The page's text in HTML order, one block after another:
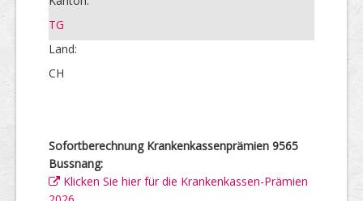
TG
Land:
CH
Sofortberechnung Krankenkassenprämien 9565
Bussnang:
Klicken Sie hier für die Krankenkassen-Prämien